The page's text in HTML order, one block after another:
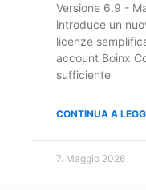
Versione 6.9 -
introduce un
licenze
account Boinx
sufficiente
CONTINUA A
7. Maggio 2026